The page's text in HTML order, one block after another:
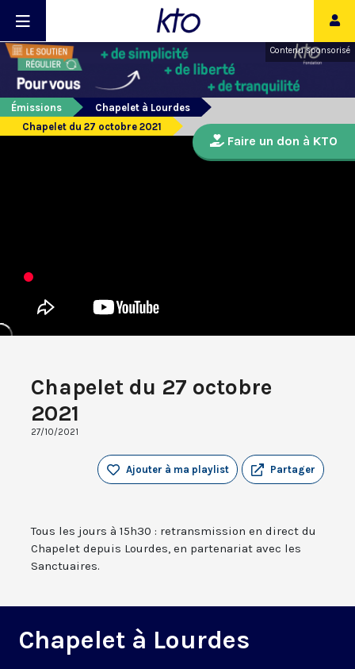
Contenu sponsorisé
Émissions
Chapelet à Lourdes
Chapelet du 27 octobre 2021
Chapelet du 27 octobre
2021
27/10/2021
Partager
Ajouter à ma playlist
Tous les jours à 15h30 : retransmission en direct du
Chapelet depuis Lourdes, en partenariat avec les
Sanctuaires.
Chapelet à Lourdes
Faire un don à KTO